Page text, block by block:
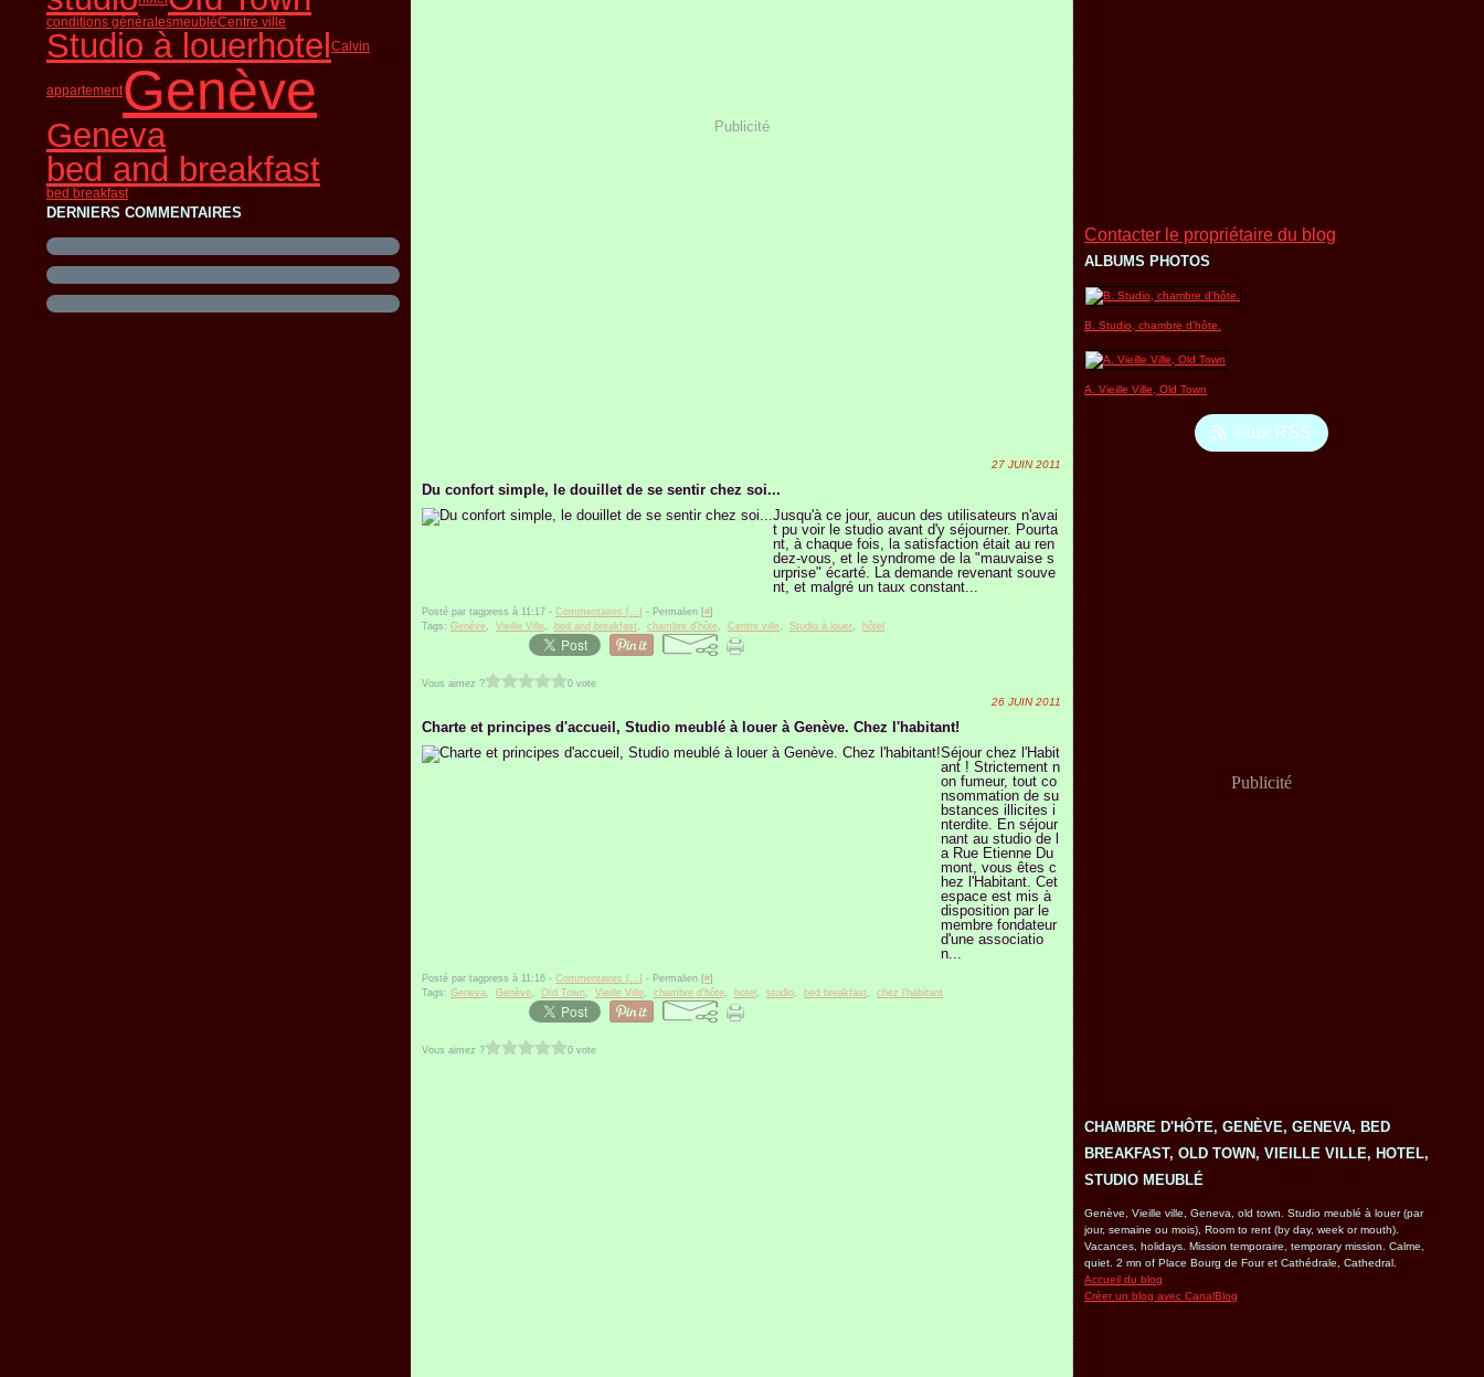
conditions généralesmeubléCentre ville
Studio à louerhotel Calvin
appartementGenève
Geneva
bed and breakfast
bed breakfast
DERNIERS COMMENTAIRES
Publicité
27 JUIN 2011
Du confort simple, le douillet de se sentir chez soi...
Jusqu'à ce jour, aucun des utilisateurs n'avai
t pu voir le studio avant d'y séjourner. Pourta
nt, à chaque fois, la satisfaction était au ren
dez-vous, et le syndrome de la "mauvaise s
urprise" écarté. La demande revenant souve
nt, et malgré un taux constant...
Posté par tagpress à 11:17 - Commentaires [ …] - Permalien [#]
Tags: Genève, Vieille Ville, bed and breakfast , chambre d'hôte, Centre ville, Studio à louer, hôtel
Vous aimez ? 0 vote
26 JUIN 2011
Charte et principes d'accueil, Studio meublé à louer à Genève. Chez l'habitant!
Séjour chez l'Habit
ant ! Strictement n
on fumeur, tout co
nsommation de su
bstances illicites i
nterdite. En séjour
nant au studio de l
a Rue Etienne Du
mont, vous êtes c
hez l'Habitant. Cet
espace est mis à
disposition par le
membre fondateur
d'une associatio
n...
Posté par tagpress à 11:16 - Commentaires [ …] - Permalien [#]
Tags: Geneva, Genève, OId Town, Vieille Ville, chambre d'hôte, hotel , studio, bed breakfast , chez l'habitant
Vous aimez ? 0 vote
Contacter le propriétaire du blog
ALBUMS PHOTOS
B. Studio, chambre d'hôte.
A. Vieille Ville, Old Town
Flux RSS
Publicité
CHAMBRE D'HÔTE, GENÈVE, GENEVA, BED
BREAKFAST, OLD TOWN, VIEILLE VILLE, HOTEL,
STUDIO MEUBLÉ
Genève, Vieille ville, Geneva, old town. Studio meublé à louer (par
jour, semaine ou mois), Room to rent (by day, week or mouth).
Vacances, holidays. Mission temporaire, temporary mission. Calme,
quiet. 2 mn of Place Bourg de Four et Cathédrale, Cathedral.
Accueil du blog
Créer un blog avec CanalBlog